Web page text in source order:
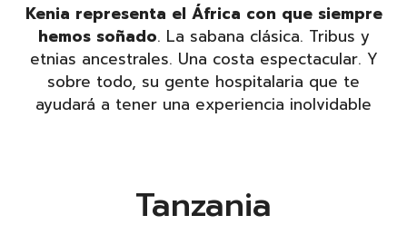
Kenia representa el África con que siempre
hemos soñado. La sabana clásica. Tribus y
etnias ancestrales. Una costa espectacular. Y
sobre todo, su gente hospitalaria que te
ayudará a tener una experiencia inolvidable
Tanzania